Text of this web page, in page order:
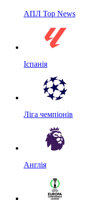
АПЛ Top News
Іспанія
Ліга чемпіонів
Англія